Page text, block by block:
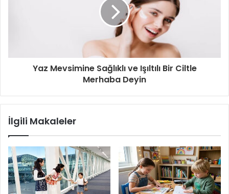
Yaz Mevsimine Sağlıklı ve Işıltılı Bir Ciltle
Merhaba Deyin
İlgili Makaleler